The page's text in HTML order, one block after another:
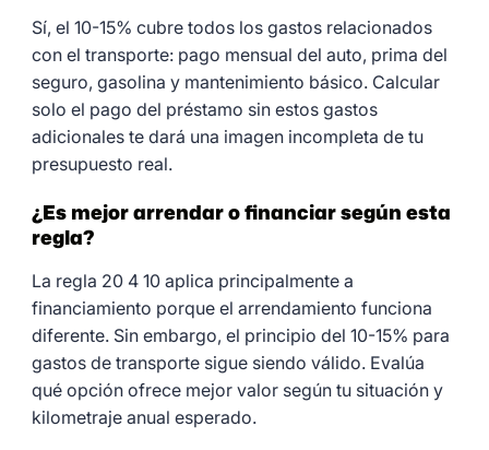
Sí, el 10-15% cubre todos los gastos relacionados
con el transporte: pago mensual del auto, prima del
seguro, gasolina y mantenimiento básico. Calcular
solo el pago del préstamo sin estos gastos
adicionales te dará una imagen incompleta de tu
presupuesto real.
¿Es mejor arrendar o financiar según esta
regla?
La regla 20 4 10 aplica principalmente a
financiamiento porque el arrendamiento funciona
diferente. Sin embargo, el principio del 10-15% para
gastos de transporte sigue siendo válido. Evalúa
qué opción ofrece mejor valor según tu situación y
kilometraje anual esperado.